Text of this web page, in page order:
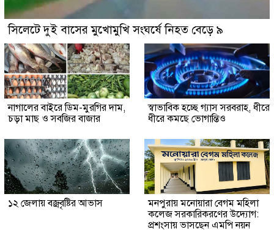
সিলেটে দুই বাসের মুখোমুখি সংঘর্ষে নিহত বেড়ে ৯
নাগালের বাইরে ডিম-মুরগির দাম,
চড়া মাছ ও সবজির বাজার
স্বাভাবিক হচ্ছে গ্যাস সরবরাহ, ধীরে
ধীরে কমছে ভোগান্তিও
১২ জেলায় বজ্রবৃষ্টির আভাস
মনপুরায় মনোয়ারা বেগম মহিলা
কলেজ সরকারিকরণের উদ্যোগ:
প্রশংসায় ভাসছেন এমপি নয়ন